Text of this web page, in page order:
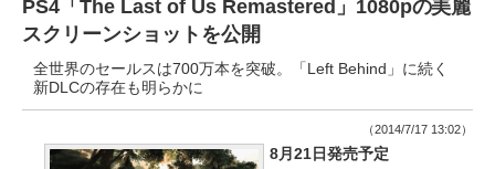
PS4「The Last of Us Remastered」1080pの美麗
スクリーンショットを公開
全世界のセールスは700万本を突破。「Left Behind」に続く
新DLCの存在も明らかに
（2014/7/17 13:02）
8月21日発売予定